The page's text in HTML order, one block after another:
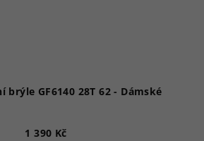
Guess sluneční brýle GF6140 28T 62 - Dámské
1 390 Kč